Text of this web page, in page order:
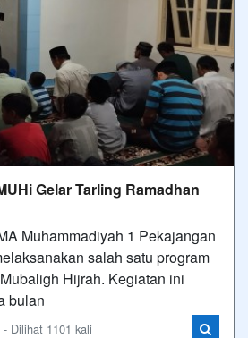
Gelar Tarling Ramadhan
Muhammadiyah 1 Pekajangan
salah satu program
Hijrah. Kegiatan ini
bulan
Dilihat 1101 kali